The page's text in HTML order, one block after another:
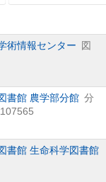
術情報センター
図
書館 農学部分館 分
書館 生命科学図書館